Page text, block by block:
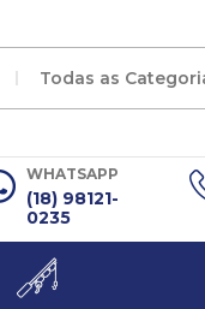
Todas as
WHATSAPP
(18) 98121-
0235